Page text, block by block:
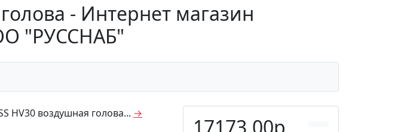
- Интернет магазин
"РУССНАБ"
HV30 воздушная голова... →